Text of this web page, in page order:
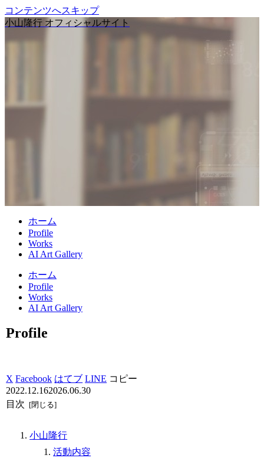
コンテンツへスキップ
小山隆行 オフィシャルサイト
ホーム
Profile
Works
AI Art Gallery
ホーム
Profile
Works
AI Art Gallery
Profile
X Facebook はてブ LINE コピー
2022.12.162026.06.30
目次
小山隆行
活動内容